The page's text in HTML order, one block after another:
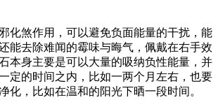
化煞作用，可以避免负面能量的干扰，能
能去除难闻的霉味与晦气，佩戴在右手效
本身主要是可以大量的吸纳负性能量，并
定的时间之内，比如一两个月左右，也要
化，比如在温和的阳光下晒一段时间。